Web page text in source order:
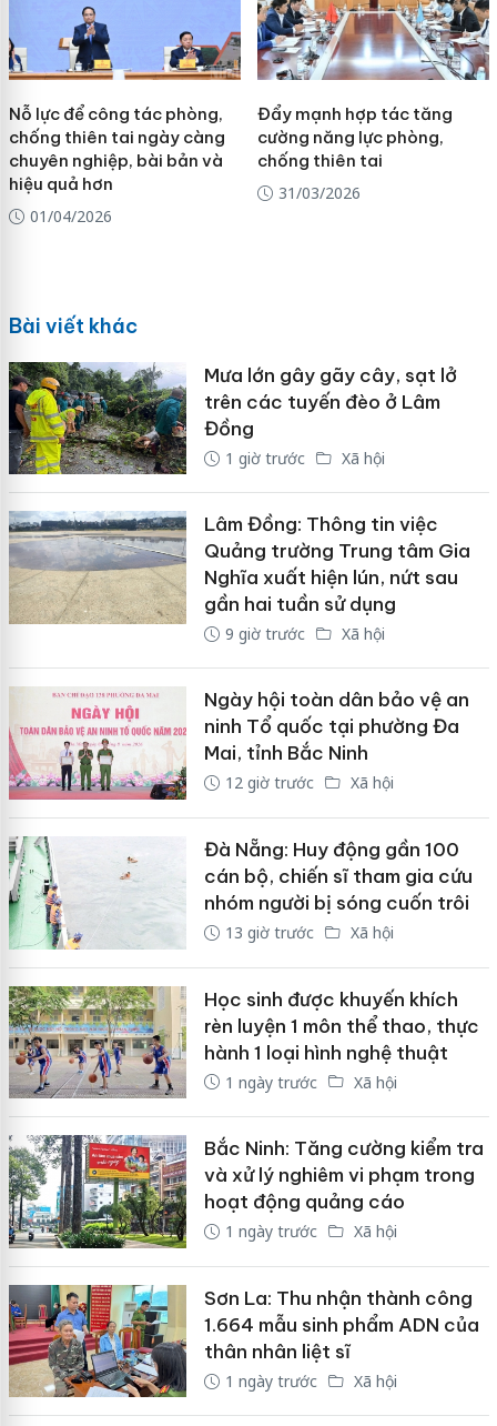
Nỗ lực để công tác phòng,
chống thiên tai ngày càng
chuyên nghiệp, bài bản và
hiệu quả hơn
01/04/2026
Đẩy mạnh hợp tác tăng
cường năng lực phòng,
chống thiên tai
31/03/2026
Bài viết khác
Mưa lớn gây gãy cây, sạt lở
trên các tuyến đèo ở Lâm
Đồng
1 giờ trước Xã hội
Lâm Đồng: Thông tin việc
Quảng trường Trung tâm Gia
Nghĩa xuất hiện lún, nứt sau
gần hai tuần sử dụng
9 giờ trước Xã hội
Ngày hội toàn dân bảo vệ an
ninh Tổ quốc tại phường Đa
Mai, tỉnh Bắc Ninh
12 giờ trước Xã hội
Đà Nẵng: Huy động gần 100
cán bộ, chiến sĩ tham gia cứu
nhóm người bị sóng cuốn trôi
13 giờ trước Xã hội
Học sinh được khuyến khích
rèn luyện 1 môn thể thao, thực
hành 1 loại hình nghệ thuật
1 ngày trước Xã hội
Bắc Ninh: Tăng cường kiểm tra
và xử lý nghiêm vi phạm trong
hoạt động quảng cáo
1 ngày trước Xã hội
Sơn La: Thu nhận thành công
1.664 mẫu sinh phẩm ADN của
thân nhân liệt sĩ
1 ngày trước Xã hội